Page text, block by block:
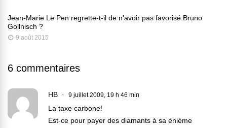
Jean-Marie Le Pen regrette-t-il de n’avoir pas favorisé Bruno
Gollnisch ?
9 août 2015
6 commentaires
HB 9 juillet 2009, 19 h 46 min
La taxe carbone!
Est-ce pour payer des diamants à sa énième